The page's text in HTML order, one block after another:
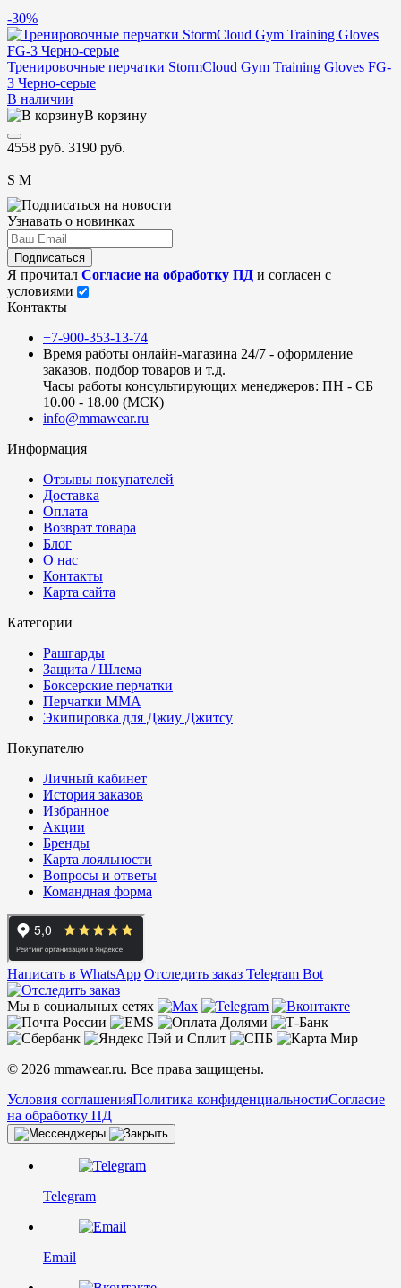
-30%
Тренировочные перчатки StormCloud Gym Training Gloves FG-
3 Черно-серые
В наличии
В корзину
4558 руб. 3190 руб.
S M
Узнавать о новинках
Подписаться
Я прочитал Согласие на обработку ПД и согласен с
условиями
Контакты
+7-900-353-13-74
Время работы онлайн-магазина 24/7 - оформление
заказов, подбор товаров и т.д.
Часы работы консультирующих менеджеров: ПН - СБ
10.00 - 18.00 (МСК)
info@mmawear.ru
Информация
Отзывы покупателей
Доставка
Оплата
Возврат товара
Блог
О нас
Контакты
Карта сайта
Категории
Рашгарды
Защита / Шлема
Боксерские перчатки
Перчатки ММА
Экипировка для Джиу Джитсу
Покупателю
Личный кабинет
История заказов
Избранное
Акции
Бренды
Карта лояльности
Вопросы и ответы
Командная форма
Написать в WhatsApp Отследить заказ Telegram Bot
Мы в социальных сетях
© 2026 mmawear.ru. Все права защищены.
Условия соглашенияПолитика конфиденциальностиСогласие
на обработку ПД
Telegram
Email